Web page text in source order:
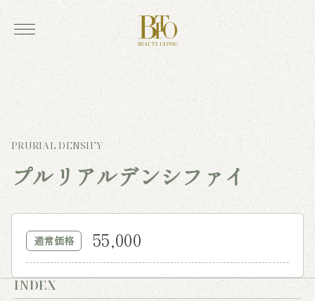
PRURIAL DENSIFY
プルリアルデンシファイ
通常価格 55,000
INDEX